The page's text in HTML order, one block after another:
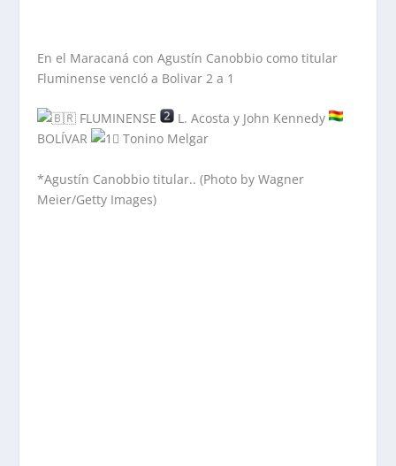
En el Maracaná con Agustín Canobbio como titular
Fluminense vencIó a Bolivar 2 a 1
FLUMINENSE
L. Acosta y John Kennedy
BOLÍVAR
Tonino Melgar
*Agustín Canobbio titular.. (Photo by Wagner
Meier/Getty Images)